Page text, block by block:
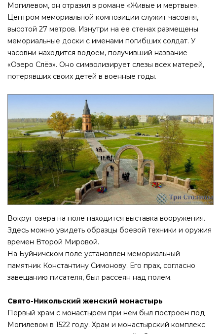
Могилевом, он отразил в романе «Живые и мертвые».
Центром мемориальной композиции служит часовня,
высотой 27 метров. Изнутри на ее стенах размещены
мемориальные доски с именами погибших солдат. У
часовни находится водоем, получивший название
«Озеро Слёз». Оно символизирует слезы всех матерей,
потерявших своих детей в военные годы.
Вокруг озера на поле находится выставка вооружения.
Здесь можно увидеть образцы боевой техники и оружия
времен Второй Мировой.
На Буйничском поле установлен мемориальный
памятник Константину Симонову. Его прах, согласно
завещанию писателя, был рассеян над полем.
Свято-Никольский женский монастырь
Первый храм с монастырем при нем был построен под
Могилевом в 1522 году. Храм и монастырский комплекс